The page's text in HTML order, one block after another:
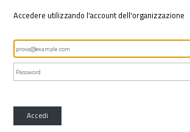
Accedere utilizzando l'account dell'organizzazione
Accedi